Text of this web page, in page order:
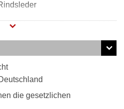
Straußenleder mit
die gesetzlichen